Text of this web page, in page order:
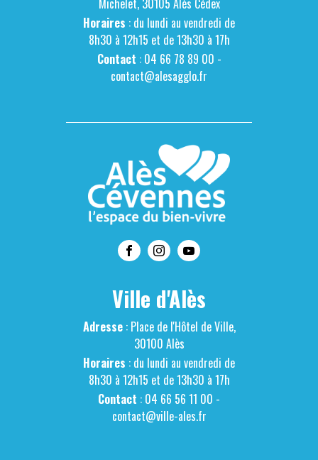
Horaires : du lundi au vendredi de
8h30 à 12h15 et de 13h30 à 17h
Contact : 04 66 78 89 00 -
contact@alesagglo.fr
Ville d'Alès
Adresse: Place de l'Hôtel de Ville,
30100 Alès
Horaires : du lundi au vendredi de
8h30 à 12h15 et de 13h30 à 17h
Contact : 04 66 56 11 00 -
contact@ville-ales.fr